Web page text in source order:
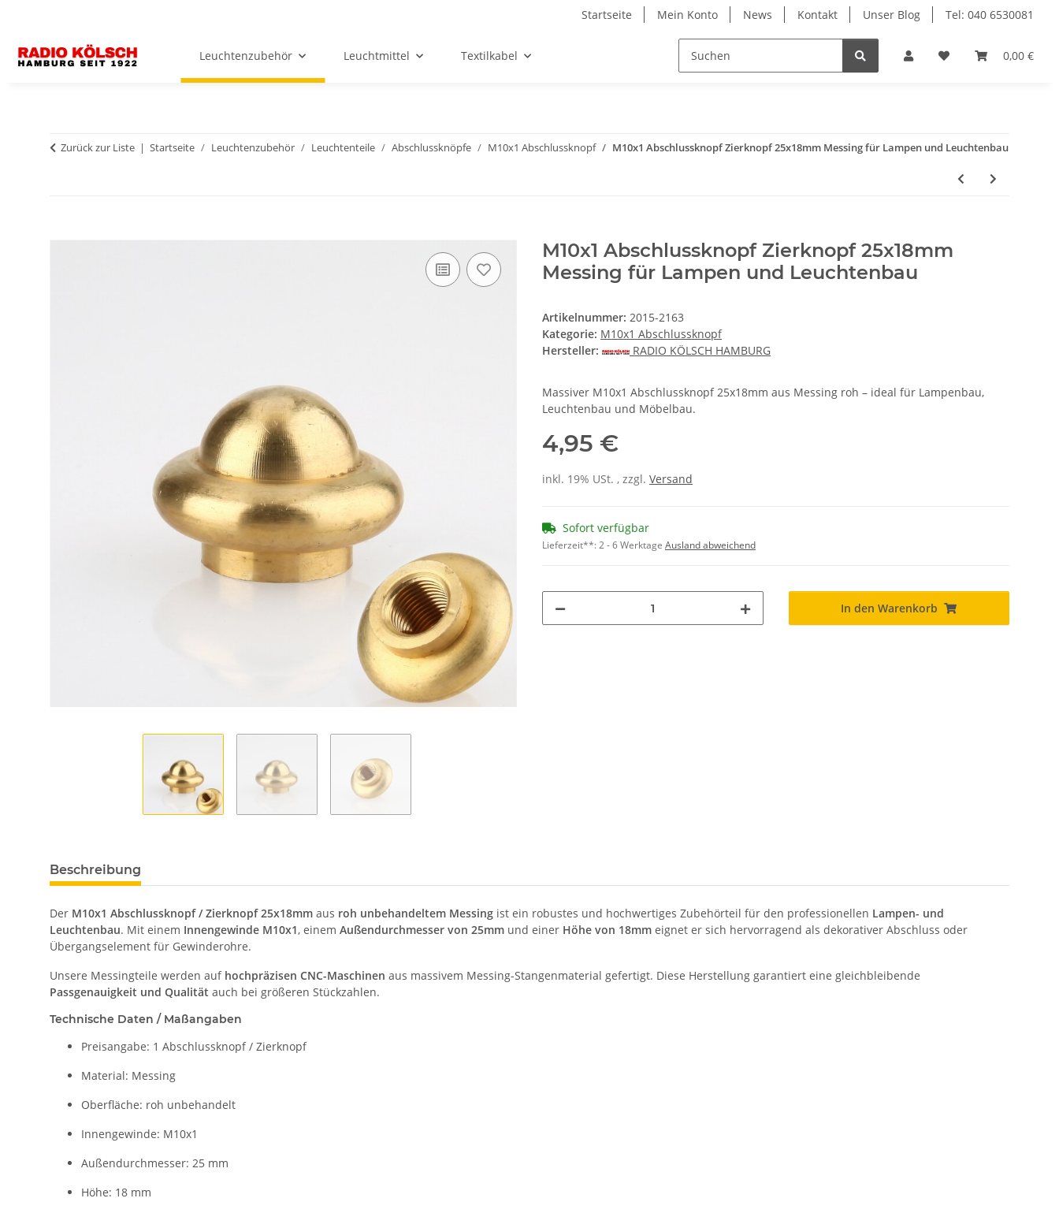
Startseite Mein Konto News Kontakt Unser Blog Tel: 040 6530081
0,00 €
Leuchtenzubehör Leuchtmittel Textilkabel
Zurück zur Liste Startseite Leuchtenzubehör Leuchtenteile Abschlussknöpfe M10x1 Abschlussknopf M10x1 Abschlussknopf Zierknopf 25x18mm Messing für Lampen und Leuchtenbau
M10x1 Abschlussknopf Zierknopf 25x18mm
Messing für Lampen und Leuchtenbau
Artikelnummer: 2015-2163
Kategorie: M10x1 Abschlussknopf
Hersteller:
RADIO KÖLSCH HAMBURG
Massiver M10x1 Abschlussknopf 25x18mm aus Messing roh – ideal für Lampenbau,
Leuchtenbau und Möbelbau.
4,95 €
inkl. 19% USt. , zzgl. Versand
Sofort verfügbar
Lieferzeit**:2 - 6 Werktage Ausland abweichend
In den Warenkorb
Beschreibung
Der M10x1 Abschlussknopf / Zierknopf 25x18mm aus roh unbehandeltem Messing ist ein robustes und hochwertiges Zubehörteil für den professionellen Lampen- und
Leuchtenbau. Mit einem Innengewinde M10x1, einem Außendurchmesser von 25mm und einer Höhe von 18mm eignet er sich hervorragend als dekorativer Abschluss oder
Übergangselement für Gewinderohre.
Unsere Messingteile werden auf hochpräzisen CNC-Maschinen aus massivem Messing-Stangenmaterial gefertigt. Diese Herstellung garantiert eine gleichbleibende
Passgenauigkeit und Qualität auch bei größeren Stückzahlen.
Technische Daten / Maßangaben
Preisangabe: 1 Abschlussknopf / Zierknopf
Material: Messing
Oberfläche: roh unbehandelt
Innengewinde: M10x1
Außendurchmesser: 25 mm
Höhe: 18 mm